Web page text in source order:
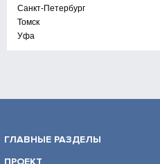
Санкт-Петербург
Томск
Уфа
ГЛАВНЫЕ РАЗДЕЛЫ
ПРОЕКТ